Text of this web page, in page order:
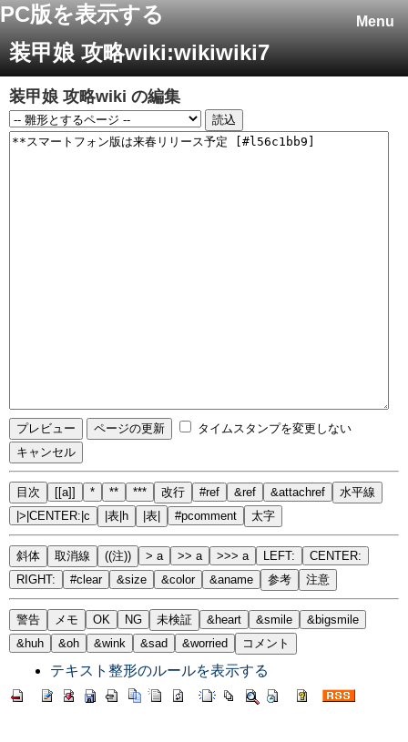
Menu
PC版を表示する
装甲娘 攻略wiki:wikiwiki7
装甲娘 攻略wiki の編集
タイムスタンプを変更しない
目次 [[a]] * ** *** 改行 #ref &ref &attachref
水平線
|>|CENTER:|c
|表|h |表| #pcomment 太字
斜体 取消線 ((注)) > a >> a >>> a LEFT:
CENTER:
RIGHT:
#clear &size &color &aname 参考 注意
警告 メモ OK NG 未検証 &heart &smile
&bigsmile
&huh
&oh &wink &sad &worried コメント
テキスト整形のルールを表示する